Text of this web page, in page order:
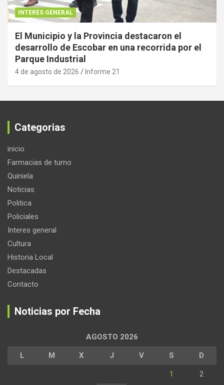
INTERES GENERAL
El Municipio y la Provincia destacaron el
desarrollo de Escobar en una recorrida por el
Parque Industrial
4 de agosto de 2026 Informe 21
Categorias
inicio
Farmacias de turno
Quiniela
Noticias
Politica
Policiales
Interes general
Cultura
Historia Local
Destacadas
Contacto
Noticias por Fecha
AGOSTO 2026
L M X J V S D
1 2